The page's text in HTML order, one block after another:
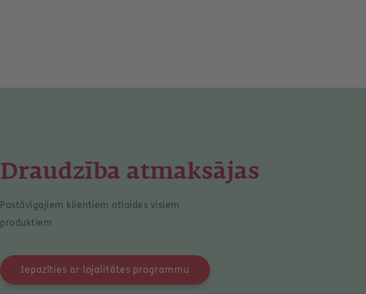
Draudzība atmaksājas
Pastāvīgajiem klientiem atlaides visiem
produktiem
Iepazīties ar lojalitātes programmu